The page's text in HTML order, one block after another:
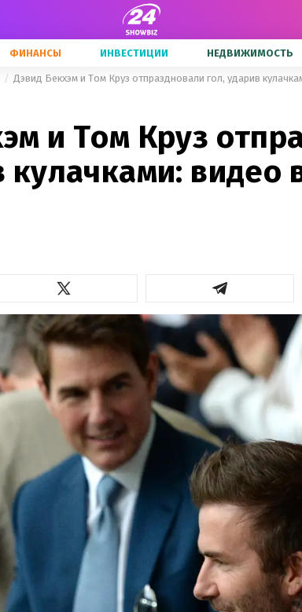
ФИНАНСЫ ИНВЕСТИЦИИ НЕДВИЖИМОСТЬ
Дэвид Бекхэм и Том Круз отпраздновали гол, ударив
и Том Круз
кулачками: видео